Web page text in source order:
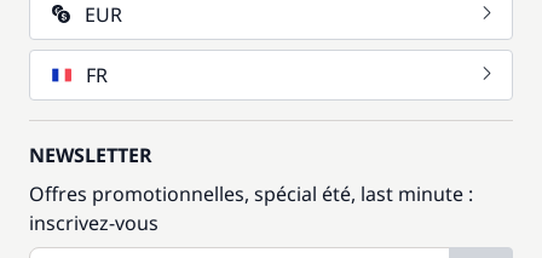
EUR
FR
NEWSLETTER
Offres promotionnelles, spécial été, last minute :
inscrivez-vous